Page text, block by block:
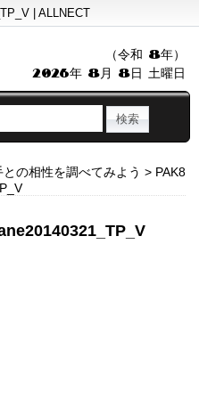
| ALLNECT
（令和 8年）
2026年 8月 8日 土曜日
の相性を調べてみよう > PAK8